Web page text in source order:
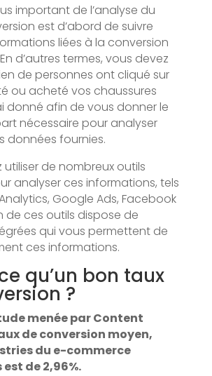
important de l’analyse du
est d’abord de suivre
liées à la conversion
d’autres termes, vous devez
de personnes ont cliqué sur
ou acheté vos chaussures
donné afin de vous donner le
nécessaire pour analyser
données fournies.
de nombreux outils
analyser ces informations, tels
Google Ads, Facebook
de ces outils dispose de
qui vous permettent de
ces informations.
qu’un bon taux
?
menée par Content
de conversion moyen,
du e-commerce
de 2,96%.